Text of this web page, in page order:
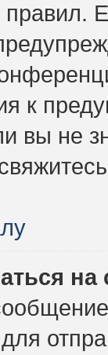
правил.
к
вы не